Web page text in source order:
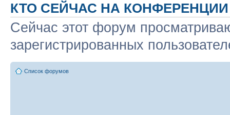
КТО СЕЙЧАС НА КОНФЕРЕНЦИИ
Сейчас этот форум
зарегистрированных
Список форумов